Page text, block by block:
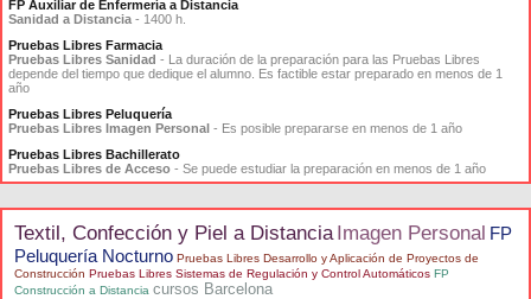
FP Auxiliar de Enfermería a Distancia
Sanidad a Distancia - 1400 h.
Pruebas Libres Farmacia
Pruebas Libres Sanidad - La duración de la preparación para las Pruebas Libres
depende del tiempo que dedique el alumno. Es factible estar preparado en menos de 1
año
Pruebas Libres Peluquería
Pruebas Libres Imagen Personal - Es posible prepararse en menos de 1 año
Pruebas Libres Bachillerato
Pruebas Libres de Acceso - Se puede estudiar la preparación en menos de 1 año
Textil, Confección y Piel a Distancia Imagen Personal FP
Peluquería Nocturno Pruebas Libres Desarrollo y Aplicación de Proyectos de
Construcción Pruebas Libres Sistemas de Regulación y Control Automáticos FP
Construcción a Distancia cursos Barcelona